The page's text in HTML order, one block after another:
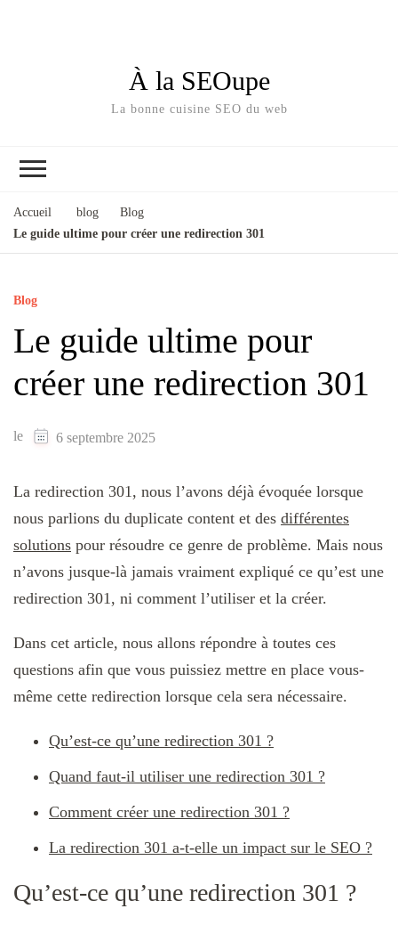
À la SEOupe
La bonne cuisine SEO du web
Accueil blog
Blog
Le guide ultime pour créer une redirection 301
Blog
Le guide ultime pour
créer une redirection 301
le 6 septembre 2025
La redirection 301, nous l’avons déjà évoquée lorsque
nous parlions du duplicate content et des différentes
solutions pour résoudre ce genre de problème. Mais nous
n’avons jusque-là jamais vraiment expliqué ce qu’est une
redirection 301, ni comment l’utiliser et la créer.
Dans cet article, nous allons répondre à toutes ces
questions afin que vous puissiez mettre en place vous-
même cette redirection lorsque cela sera nécessaire.
Qu’est-ce qu’une redirection 301 ?
Quand faut-il utiliser une redirection 301 ?
Comment créer une redirection 301 ?
La redirection 301 a-t-elle un impact sur le SEO ?
Qu’est-ce qu’une redirection 301 ?